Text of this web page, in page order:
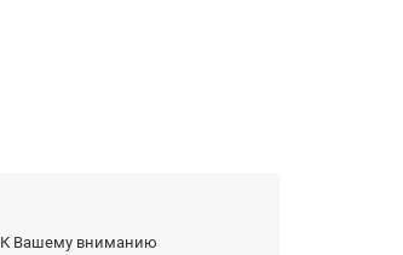
К Вашему вниманию